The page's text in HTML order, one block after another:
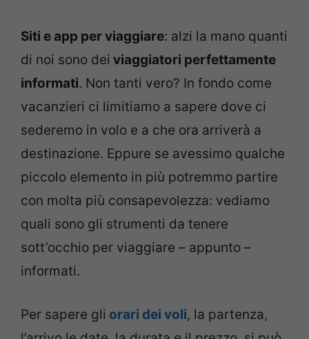
Siti e app per viaggiare: alzi la mano quanti
di noi sono dei viaggiatori perfettamente
informati. Non tanti vero? In fondo come
vacanzieri ci limitiamo a sapere dove ci
sederemo in volo e a che ora arriverà a
destinazione. Eppure se avessimo qualche
piccolo elemento in più potremmo partire
con molta più consapevolezza: vediamo
quali sono gli strumenti da tenere
sott’occhio per viaggiare – appunto –
informati.
Per sapere gli orari dei voli, la partenza,